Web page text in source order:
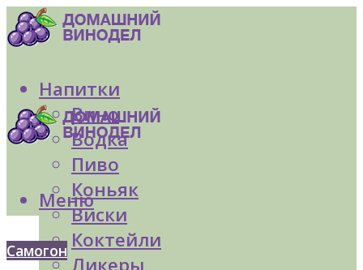
Напитки
Вино
Водка
Пиво
Коньяк
Виски
Коктейли
Меню
Самогон